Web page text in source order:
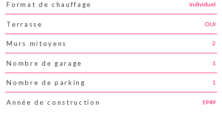
Format de chauffage Individuel
Terrasse OUI
Murs mitoyens 2
Nombre de garage 1
Nombre de parking 1
Année de construction 1949